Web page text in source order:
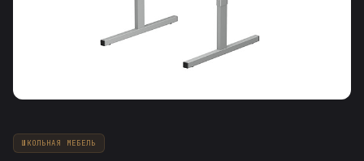
ШКОЛЬНАЯ МЕБЕЛЬ